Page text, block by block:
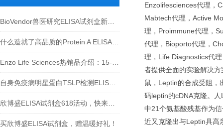
买欣博盛ELISA试剂盒，赠温暖好礼！
Enzolifesciences代理，
Mabtech代理，Active
理，Proimmune代理，
代理，Bioporto代理，
理，Life Diagnostics代
者提供全面的实验解决
鼠，Leptin的合成受阻，
码leptin的cDNA克隆。
中21个氨基酸残基作为
近又克隆出与Leptin具高